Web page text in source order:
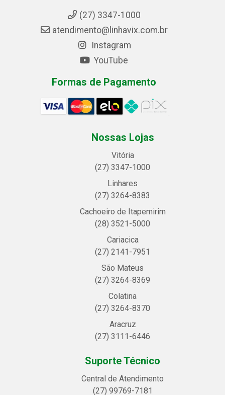
(27) 3347-1000
atendimento@linhavix.com.br
Instagram
YouTube
Formas de Pagamento
Nossas Lojas
Vitória
(27) 3347-1000
Linhares
(27) 3264-8383
Cachoeiro de Itapemirim
(28) 3521-5000
Cariacica
(27) 2141-7951
São Mateus
(27) 3264-8369
Colatina
(27) 3264-8370
Aracruz
(27) 3111-6446
Suporte Técnico
Central de Atendimento
(27) 99769-7181